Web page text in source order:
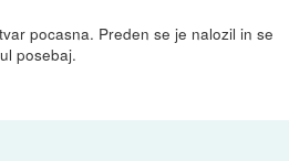
pocasna. Preden se je nalozil in se
posebaj.